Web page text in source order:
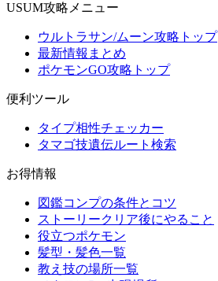
USUM攻略メニュー
ウルトラサン/ムーン攻略トップ
最新情報まとめ
ポケモンGO攻略トップ
便利ツール
タイプ相性チェッカー
タマゴ技遺伝ルート検索
お得情報
図鑑コンプの条件とコツ
ストーリークリア後にやること
役立つポケモン
髪型・髪色一覧
教え技の場所一覧